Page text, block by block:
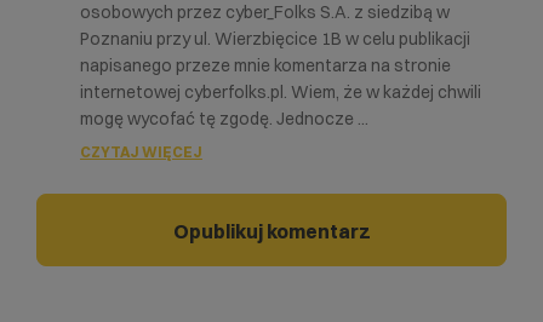
osobowych przez cyber_Folks S.A. z siedzibą w
Poznaniu przy ul. Wierzbięcice 1B w celu publikacji
napisanego przeze mnie komentarza na stronie
internetowej cyberfolks.pl. Wiem, że w każdej chwili
mogę wycofać tę zgodę. Jednocze ...
CZYTAJ WIĘCEJ